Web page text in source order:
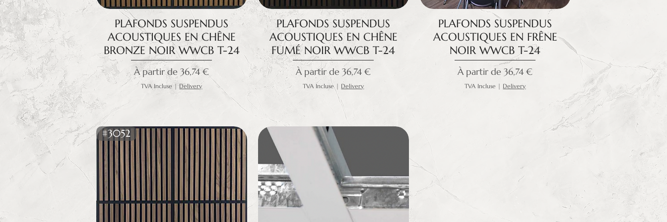
PLAFONDS SUSPENDUS
ACOUSTIQUES EN CHÊNE
BRONZE NOIR WWCB T-24
À partir de36,74 €
Prix promotionnel
TVA Incluse |Delivery
PLAFONDS SUSPENDUS
ACOUSTIQUES EN CHÊNE
FUMÉ NOIR WWCB T-24
À partir de36,74 €
Prix promotionnel
TVA Incluse| Delivery
PLAFONDS SUSPENDUS
ACOUSTIQUES EN FRÊNE
NOIR WWCB T-24
À partir de36,74 €
Prix promotionnel
TVA Incluse | Delivery
#3052